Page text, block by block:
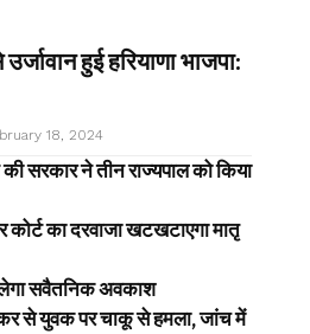
हुई हरियाणा भाजपा:
18, 2024
सरकार ने तीन राज्यपाल को किया
का दरवाजा खटखटाएगा मातृ
सवैतनिक अवकाश
से युवक पर चाकू से हमला, जांच में